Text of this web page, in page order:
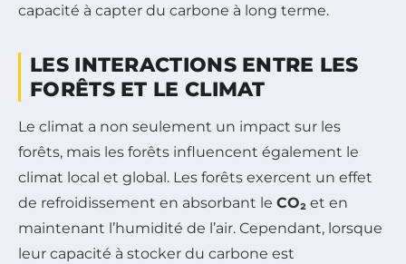
capacité à capter du carbone à long terme.
LES INTERACTIONS ENTRE LES
FORÊTS ET LE CLIMAT
Le climat a non seulement un impact sur les
forêts, mais les forêts influencent également le
climat local et global. Les forêts exercent un effet
de refroidissement en absorbant le CO₂ et en
maintenant l’humidité de l’air. Cependant, lorsque
leur capacité à stocker du carbone est